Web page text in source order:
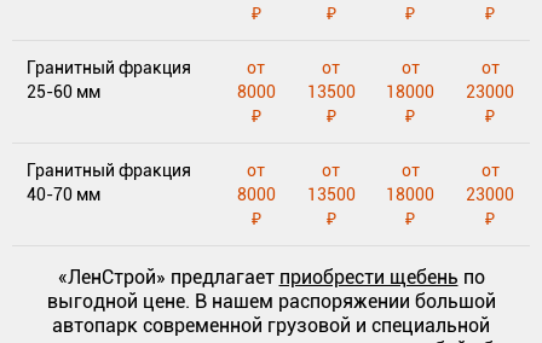
₽
₽
₽
₽
Гранитный фракция
25-60 мм
от
8000
₽
от
13500
₽
от
18000
₽
от
23000
₽
Гранитный фракция
40-70 мм
от
8000
₽
от
13500
₽
от
18000
₽
от
23000
₽
«ЛенСтрой» предлагает приобрести щебень по
выгодной цене. В нашем распоряжении большой
автопарк современной грузовой и специальной